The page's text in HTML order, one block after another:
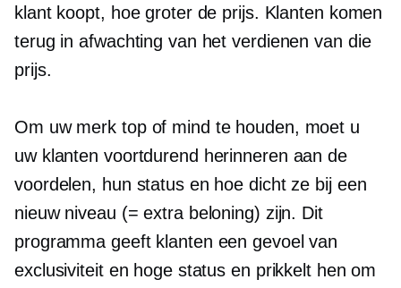
klant koopt, hoe groter de prijs. Klanten komen
terug in afwachting van het verdienen van die
prijs.
Om uw merk top of mind te houden, moet u
uw klanten voortdurend herinneren aan de
voordelen, hun status en hoe dicht ze bij een
nieuw niveau (= extra beloning) zijn. Dit
programma geeft klanten een gevoel van
exclusiviteit en hoge status en prikkelt hen om